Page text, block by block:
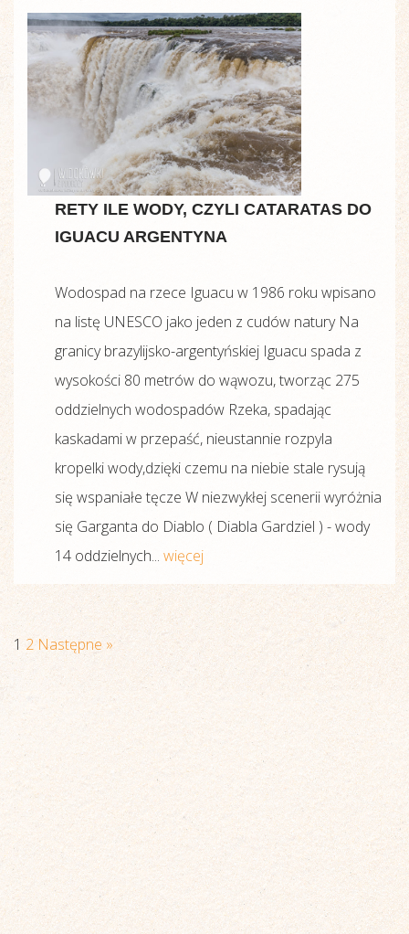
RETY ILE WODY, CZYLI CATARATAS DO
IGUACU ARGENTYNA
Wodospad na rzece Iguacu w 1986 roku wpisano
na listę UNESCO jako jeden z cudów natury Na
granicy brazylijsko-argentyńskiej Iguacu spada z
wysokości 80 metrów do wąwozu, tworząc 275
oddzielnych wodospadów Rzeka, spadając
kaskadami w przepaść, nieustannie rozpyla
kropelki wody,dzięki czemu na niebie stale rysują
się wspaniałe tęcze W niezwykłej scenerii wyróżnia
się Garganta do Diablo ( Diabla Gardziel ) - wody
14 oddzielnych... więcej
1 2 Następne »